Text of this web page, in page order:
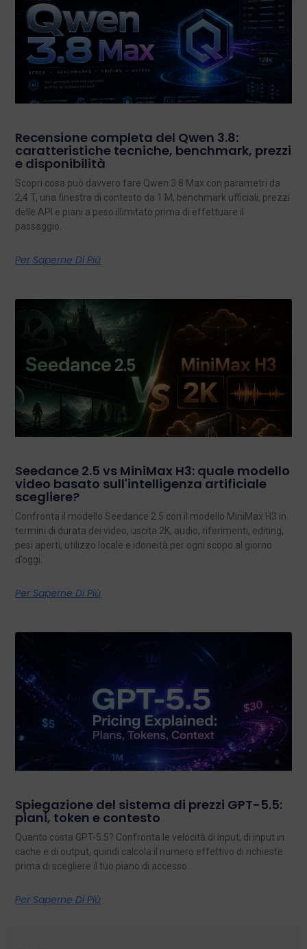
Recensione completa del Qwen 3.8:
caratteristiche tecniche, benchmark, prezzi
e disponibilità
Scopri cosa può davvero fare Qwen 3.8 Max con parametri da
2,4 T, una finestra di contesto da 1 M, benchmark ufficiali, prezzi
delle API e piani a peso illimitato prima di effettuare il
passaggio.
Per Saperne Di Più
Seedance 2.5 vs MiniMax H3: quale modello
video basato sull'intelligenza artificiale
scegliere?
Confronta il modello Seedance 2.5 con il modello MiniMax H3 in
termini di durata dei video, uscita 2K, audio, riferimenti, editing,
pesi aperti, utilizzo locale e idoneità per ogni scopo al giorno
d’oggi.
Per Saperne Di Più
Spiegazione del sistema di prezzi GPT-5.5:
piani, token e contesto
Quanto costa GPT-5.5? Confronta le velocità di input, di input in
cache e di output, quindi calcola il numero effettivo di richieste
prima di scegliere il tuo piano di accesso.
Per Saperne Di Più